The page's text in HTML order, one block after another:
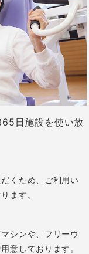
日施設を使い放
くため、ご利用い
ます。
シンや、フリーウ
意しております。